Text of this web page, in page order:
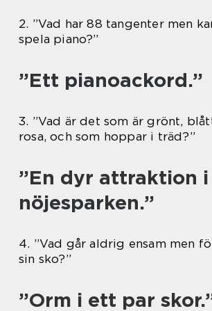
2. ”Vad har 88 tangenter men
spela piano?”
”Ett pianoackord.”
3. ”Vad är det som är grönt,
rosa, och som hoppar i träd?”
”En dyr attraktion i
nöjesparken.”
4. ”Vad går aldrig ensam men
sin sko?”
”Orm i ett par